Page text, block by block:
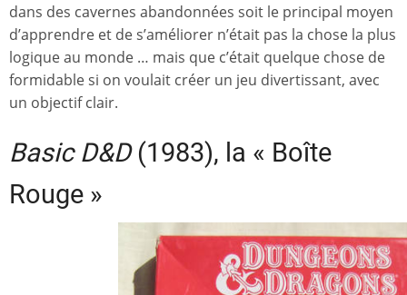
dans des cavernes abandonnées soit le principal moyen
d’apprendre et de s’améliorer n’était pas la chose la plus
logique au monde … mais que c’était quelque chose de
formidable si on voulait créer un jeu divertissant, avec
un objectif clair.
Basic D&D(1983), la « Boîte
Rouge »